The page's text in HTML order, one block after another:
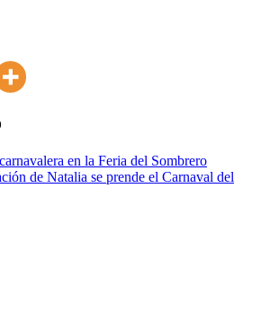
en la Feria del Sombrero
de Natalia se prende el Carnaval del